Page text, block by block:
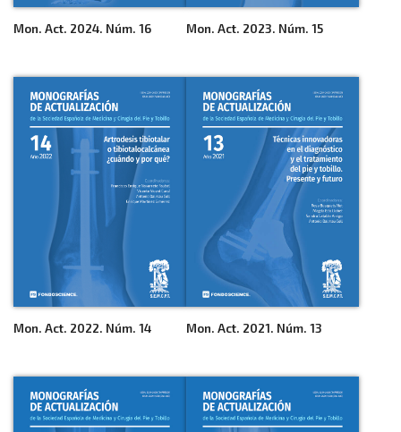
Mon. Act. 2024. Núm. 16 Mon. Act. 2023. Núm. 15
Mon. Act. 2022. Núm. 14 Mon. Act. 2021. Núm. 13